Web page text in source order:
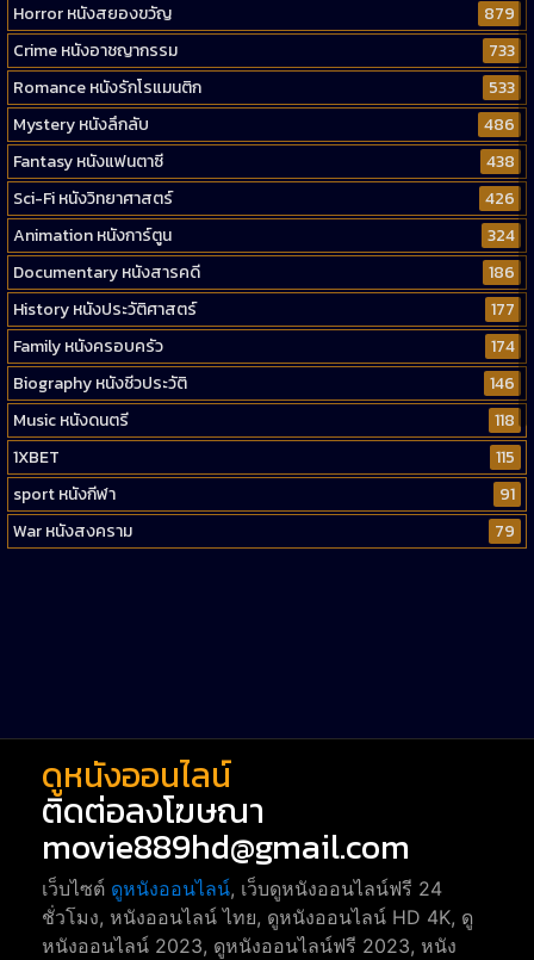
Horror หนังสยองขวัญ
879
Crime หนังอาชญากรรม
733
Romance หนังรักโรแมนติก
533
Mystery หนังลึกลับ
486
Fantasy หนังแฟนตาซี
438
Sci-Fi หนังวิทยาศาสตร์
426
Animation หนังการ์ตูน
324
Documentary หนังสารคดี
186
History หนังประวัติศาสตร์
177
Family หนังครอบครัว
174
Biography หนังชีวประวัติ
146
Music หนังดนตรี
118
1XBET
115
sport หนังกีฬา
91
War หนังสงคราม
79
ดูหนังออนไลน์
ติดต่อลงโฆษณา
movie889hd@gmail.com
เว็บไซต์ ดูหนังออนไลน์, เว็บดูหนังออนไลน์ฟรี 24
ชั่วโมง, หนังออนไลน์ ไทย, ดูหนังออนไลน์ HD 4K, ดู
หนังออนไลน์ 2023, ดูหนังออนไลน์ฟรี 2023, หนัง